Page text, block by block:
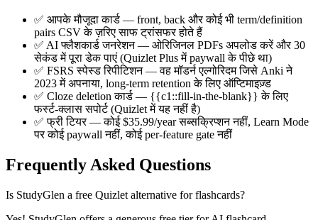
✅ आपके मौजूदा कार्ड — front, back और कोई भी term/definition
pairs CSV के ज़रिए साफ ट्रांसफर होते हैं
✅ AI फ्लैशकार्ड जनरेशन — ओरिजिनल PDFs अपलोड करें और 30
सेकंड में पूरा डेक पाएं (Quizlet Plus में paywall के पीछे था)
✅ FSRS स्पेस्ड रिपीटिशन — वह मॉडर्न एल्गोरिदम जिसे Anki ने
2023 में अपनाया, long-term retention के लिए ऑप्टिमाइज़्ड
✅ Cloze deletion कार्ड — {{c1::fill-in-the-blank}} के लिए
फर्स्ट-क्लास सपोर्ट (Quizlet में यह नहीं है)
✅फ्री टियर — कोई $35.99/year सब्सक्रिप्शन नहीं, Learn Mode
पर कोई paywall नहीं, कोई per-feature gate नहीं
Frequently Asked Questions
Is StudyGlen a free Quizlet alternative for flashcards?